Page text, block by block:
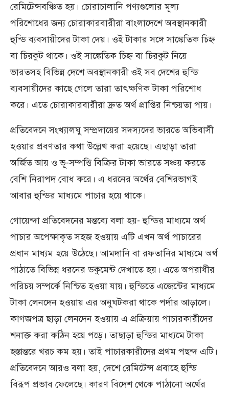
রেমিটেন্সবঞ্চিত হয়। চোরাচালানি পণ্যগুলোর মূল্য
পরিশোধের জন্য চোরাকারবারীরা বাংলাদেশে অবস্থানকারী
হুন্ডি ব্যবসায়ীদের টাকা দেয়। ওই টাকার সঙ্গে সাঙ্কেতিক চিহ্ন
বা চিরকুট থাকে। ওই সাঙ্কেতিক চিহ্ন বা চিরকুট নিয়ে
ভারতসহ বিভিন্ন দেশে অবস্থানকারী ওই সব দেশের হুন্ডি
ব্যবসায়ীদের কাছে গেলে তারা তাৎক্ষণিক টাকা পরিশোধ
করে। এতে চোরাকারবারীরা দ্রুত অর্থ প্রাপ্তির নিশ্চয়তা পায়।
প্রতিবেদনে সংখ্যালঘু সম্প্রদায়ের সদস্যদের ভারতে অভিবাসী
হওয়ার প্রবণতার কথা উল্লেখ করা হয়েছে। এছাড়া তারা
অর্জিত আয় ও ভূ-সম্পত্তি বিক্রির টাকা ভারতে সঞ্চয় করতে
বেশি নিরাপদ বোধ করে। এ ধরনের অর্থের বেশিরভাগই
আবার হুন্ডির মাধ্যমে পাচার হয়ে থাকে।
গোয়েন্দা প্রতিবেদনের মন্তব্যে বলা হয়- হুন্ডির মাধ্যমে অর্থ
পাচার অপেক্ষাকৃত সহজ হওয়ায় এটি এখন অর্থ পাচারের
প্রধান মাধ্যম হয়ে উঠেছে। আমদানি বা রফতানির মাধ্যমে অর্থ
পাঠাতে বিভিন্ন ধরনের ডকুমেন্ট দেখাতে হয়। এতে অপরাধীর
পরিচয় সম্পর্কে নিশ্চিত হওয়া যায়। হুন্ডিতে এজেন্টের মাধ্যমে
টাকা লেনদেন হওয়ায় এর অনুঘটকরা থাকে পর্দার আড়ালে।
কাগজপত্র ছাড়া লেনদেন হওয়ায় এ প্রক্রিয়ায় পাচারকারীদের
শনাক্ত করা কঠিন হয়ে পড়ে। তাছাড়া হুন্ডির মাধ্যমে টাকা
হস্তান্তরে খরচ কম হয়। তাই পাচারকারীদের প্রথম পছন্দ এটি।
প্রতিবেদনে আরও বলা হয়, দেশে রেমিটেন্স প্রবাহে হুন্ডি
বিরূপ প্রভাব ফেলেছে। কারণ বিদেশ থেকে পাঠানো অর্থের